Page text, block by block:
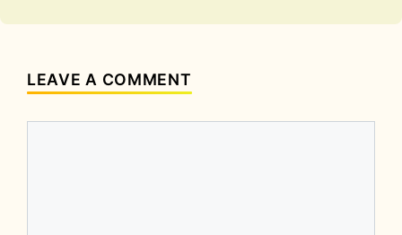
LEAVE A COMMENT